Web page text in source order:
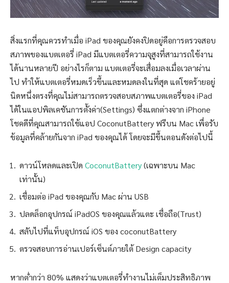
สิ่งแรกที่คุณควรทำเมื่อ iPad ของคุณยังคงปิดอยู่คือการตรวจสอบ
สภาพของแบตเตอรี่ iPad มีแบตเตอรี่ความจุสูงที่สามารถใช้งาน
ได้นานหลายปี อย่างไรก็ตาม แบตเตอรี่จะเสื่อมลงเมื่อเวลาผ่าน
ไป ทำให้แบตเตอรี่หมดเร็วขึ้นและหมดลงในที่สุด แต่โชคร้ายอยู่
นิดหนึ่งตรงที่คุณไม่สามารถตรวจสอบสภาพแบตเตอรี่ของ iPad
ได้ในแอปพิลเคชันการตั้งค่า(Settings) ซึ่งแตกต่างจาก iPhone
โชคดีที่คุณสามารถใช้แอป CoconutBattery ฟรีบน Mac เพื่อรับ
ข้อมูลที่คล้ายกันจาก iPad ของคุณได้ โดยจะมีขึ้นตอนดังต่อไปนี้
ดาวน์โหลดและเปิด CoconutBattery(เฉพาะบน Mac
เท่านั้น)
เชื่อมต่อ iPad ของคุณกับ Mac ผ่าน USB
ปลดล็อกอุปกรณ์ iPadOS ของคุณแล้วแตะ เชื่อถือ(Trust)
สลับไปที่แท็บอุปกรณ์ iOS ของ coconutBattery
ตรวจสอบการอ่านเปอร์เซ็นต์ภายใต้ Design capacity
หากต่ำกว่า 80% แสดงว่าแบตเตอรี่ทำงานไม่เต็มประสิทธิภาพ